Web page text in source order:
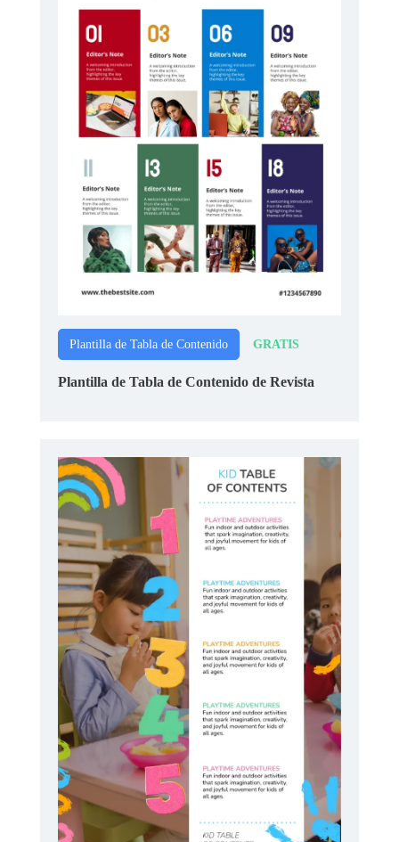
Plantilla de Tabla de Contenido GRATIS
Plantilla de Tabla de Contenido de Revista